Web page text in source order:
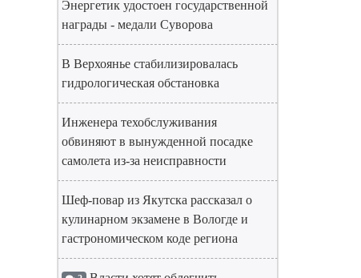
Энергетик удостоен государственной
награды - медали Суворова
В Верхоянье стабилизировалась
гидрологическая обстановка
Инженера техобслуживания
обвиняют в вынужденной посадке
самолета из-за неисправности
Шеф-повар из Якутска рассказал о
кулинарном экзамене в Вологде и
гастрономическом коде региона